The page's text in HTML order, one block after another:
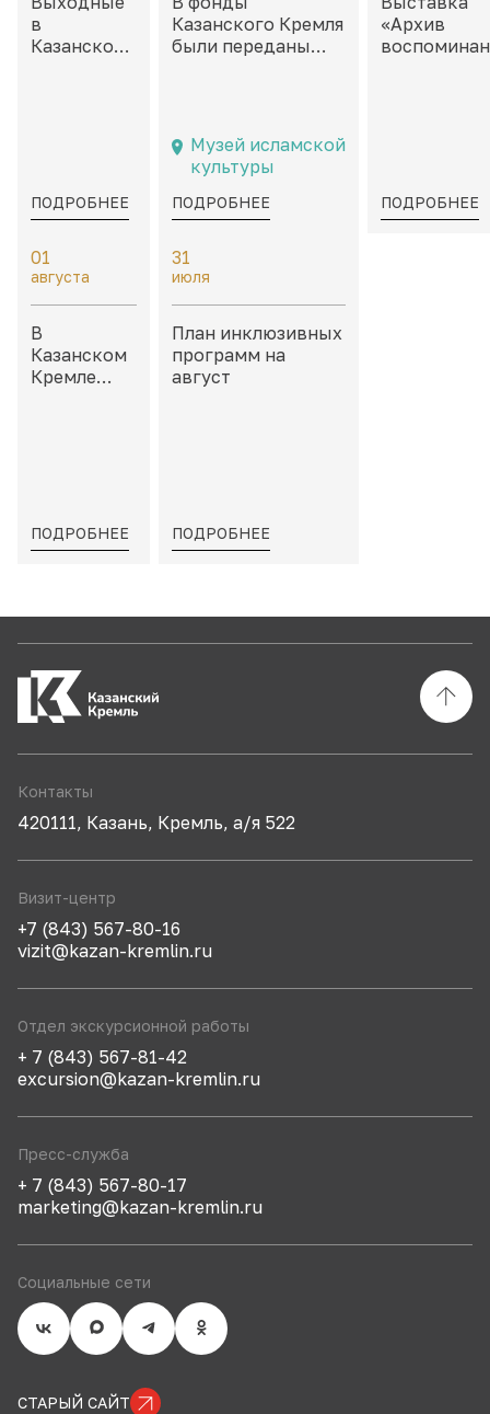
в
Казанском
ПОДРОБНЕЕ
Казанского Кремля
были переданы
Казани и
татарской
культуре
Музей исламской
культуры
ПОДРОБНЕЕ
«Архив
ПОДРОБНЕЕ
01
августа
В
Казанском
Кремле
ПОДРОБНЕЕ
31
июля
План инклюзивных
программ на
август
ПОДРОБНЕЕ
Контакты
420111, Казань, Кремль, а/я 522
Визит-центр
+7 (843) 567-80-16
vizit@kazan-kremlin.ru
Отдел экскурсионной работы
+ 7 (843) 567-81-42
excursion@kazan-kremlin.ru
Пресс-служба
+ 7 (843) 567-80-17
marketing@kazan-kremlin.ru
Социальные сети
СТАРЫЙ САЙТ